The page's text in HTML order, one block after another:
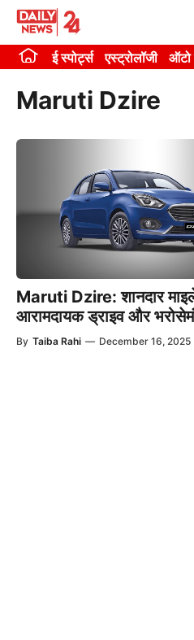
Skip
contentई स्पोर्ट्स एस्ट्रोलॉजी ऑटो
Maruti Dzire
Maruti Dzire: शानदार
आरामदायक ड्राइव और
By Taiba Rahi — December 16, 2025